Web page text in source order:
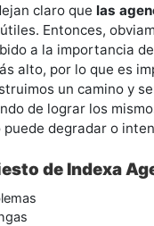
claro que las
Entonces,
a la importancia
alto, por lo que es
un camino y
de lograr los
puede degradar o
de Indexa